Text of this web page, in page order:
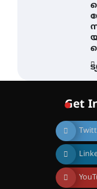
Get